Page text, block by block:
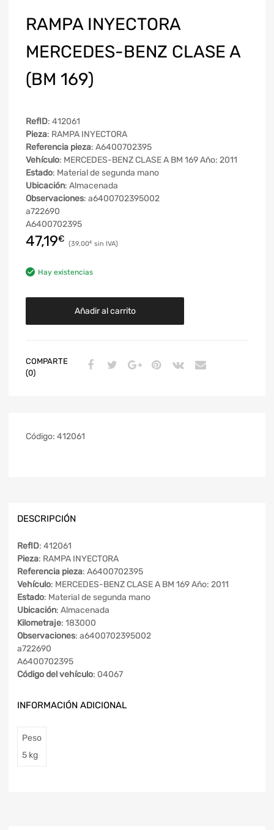
RAMPA INYECTORA
MERCEDES-BENZ CLASE A
(BM 169)
RefID: 412061
Pieza: RAMPA INYECTORA
Referencia pieza: A6400702395
Vehículo: MERCEDES-BENZ CLASE A BM 169 Año: 2011
Estado: Material de segunda mano
Ubicación: Almacenada
Observaciones: a6400702395002
a722690
A6400702395
47,19€ 39,00€
Hay existencias
Añadir al carrito
COMPARTE
(0)
Código: 412061
DESCRIPCIÓN
RefID: 412061
Pieza: RAMPA INYECTORA
Referencia pieza: A6400702395
Vehículo: MERCEDES-BENZ CLASE A BM 169 Año: 2011
Estado: Material de segunda mano
Ubicación: Almacenada
Kilometraje: 183000
Observaciones: a6400702395002
a722690
A6400702395
Código del vehículo: 04067
INFORMACIÓN ADICIONAL
Peso
5 kg